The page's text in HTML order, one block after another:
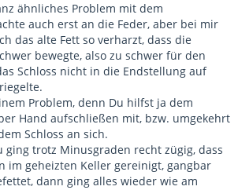
ähnliches Problem mit dem
auch erst an die Feder, aber bei mir
das alte Fett so verharzt, dass die
bewegte, also zu schwer für den
Schloss nicht in die Endstellung auf
Problem, denn Du hilfst ja dem
Hand aufschließen mit, bzw. umgekehrt
Schloss an sich.
ging trotz Minusgraden recht zügig, dass
im geheizten Keller gereinigt, gangbar
dann ging alles wieder wie am